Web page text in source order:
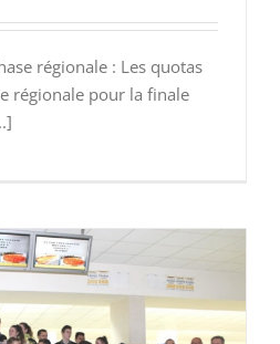
régionale : Les quotas
régionale pour la finale